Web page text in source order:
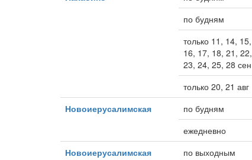
по будням
только 11, 14, 15,
16, 17, 18, 21, 22,
23, 24, 25, 28 сен
только 20, 21 авг
Новоиерусалимская
по будням
ежедневно
Новоиерусалимская
по выходным